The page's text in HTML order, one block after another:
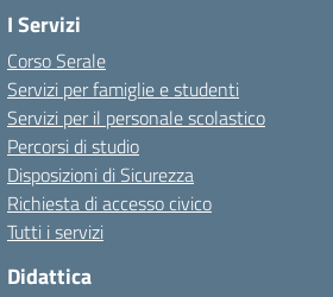
I Servizi
Corso Serale
Servizi per famiglie e studenti
Servizi per il personale scolastico
Percorsi di studio
Disposizioni di Sicurezza
Richiesta di accesso civico
Tutti i servizi
Didattica